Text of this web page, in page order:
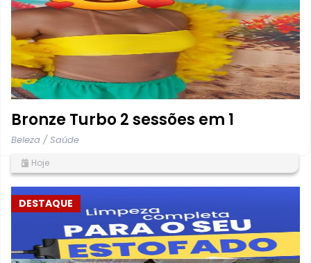
Bronze Turbo 2 sessões em 1
Beleza / Saúde
Hoje
DESTAQUE